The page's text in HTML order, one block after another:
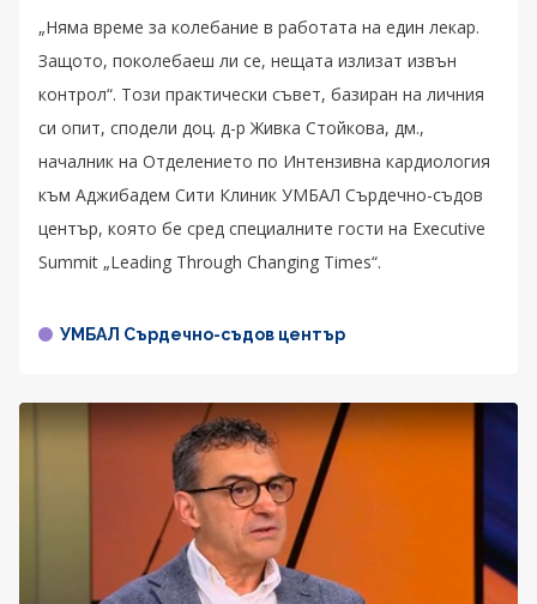
„Няма време за колебание в работата на един лекар.
Защото, поколебаеш ли се, нещата излизат извън
контрол“. Този практически съвет, базиран на личния
си опит, сподели доц. д-р Живка Стойкова, дм.,
началник на Отделението по Интензивна кардиология
към Аджибадем Сити Клиник УМБАЛ Сърдечно-съдов
център, която бе сред специалните гости на Executive
Summit „Leading Through Changing Times“.
УМБАЛ Сърдечно-съдов център